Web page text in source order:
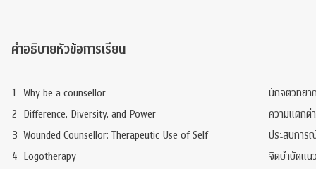
คำอธิบายหัวข้อการเรียน
1 Why be a counsellor
นักจิตวิทยา
2 Difference, Diversity, and Power
ความแตกต่
3 Wounded Counsellor: Therapeutic Use of Self
ประสบการ
4 Logotherapy
จิตบำบัดแน